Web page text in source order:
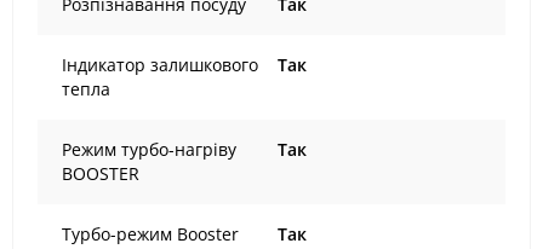
Індикатор залишкового
тепла
Так
Режим турбо-нагріву
BOOSTER
Так
Турбо-режим Booster Так